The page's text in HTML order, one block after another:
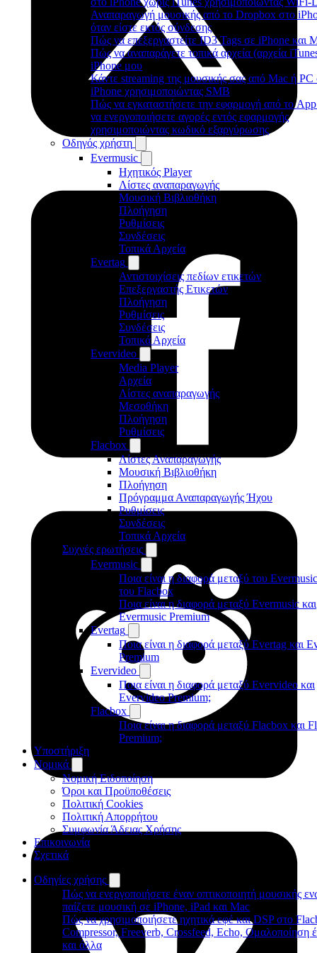
Αναπαραγωγή μουσικής από το Dropbox στο
όταν είστε εκτός σύνδεσης
Πώς να επεξεργαστείτε ID3 Tags σε iPhone και
Πώς να αναπαράγετε τοπικά αρχεία (αρχεία
iPhone μου
Κάντε streaming της μουσικής σας από Mac ή PC
iPhone χρησιμοποιώντας SMB
Πώς να εγκαταστήσετε την εφαρμογή από το
να ενεργοποιήσετε αγορές εντός εφαρμογής
χρησιμοποιώντας κωδικό εξαργύρωσης
Οδηγός χρήστη
Evermusic
Ηχητικός Player
Λίστες αναπαραγωγής
Μουσική Βιβλιοθήκη
Πλοήγηση
Ρυθμίσεις
Συνδέσεις
Τοπικά Αρχεία
Evertag
Αντιστοιχίσεις πεδίων ετικετών
Επεξεργαστής Ετικετών
Πλοήγηση
Ρυθμίσεις
Συνδέσεις
Τοπικά Αρχεία
Evervideo
Media Player
Αρχεία
Λίστες αναπαραγωγής
Μεσοθήκη
Πλοήγηση
Ρυθμίσεις
Flacbox
Λίστες Αναπαραγωγής
Μουσική Βιβλιοθήκη
Πλοήγηση
Πρόγραμμα Αναπαραγωγής Ήχου
Ρυθμίσεις
Συνδέσεις
Τοπικά Αρχεία
Συχνές ερωτήσεις
Evermusic
Ποια είναι η διαφορά μεταξύ του
του Flacbox
Ποια είναι η διαφορά μεταξύ Evermusic και
Evermusic Premium
Evertag
Ποια είναι η διαφορά μεταξύ Evertag και
Premium
Evervideo
Ποια είναι η διαφορά μεταξύ Evervideo και
Evervideo Premium;
Flacbox
Ποια είναι η διαφορά μεταξύ Flacbox και
Premium;
Υποστήριξη
Νομικά
Νομική Ειδοποίηση
Όροι και Προϋποθέσεις
Πολιτική Cookies
Πολιτική Απορρήτου
Συμφωνία Άδειας Χρήσης
Επικοινωνία
Σχετικά
Οδηγίες χρήσης
Πώς να ενεργοποιήσετε έναν οπτικοποιητή μουσικής
παίζετε μουσική σε iPhone, iPad και Mac
Πώς να χρησιμοποιήσετε ηχητικά εφέ και DSP στο
Compressor, Freeverb, Crossfeed, Echo, Ομαλοποίηση
και άλλα